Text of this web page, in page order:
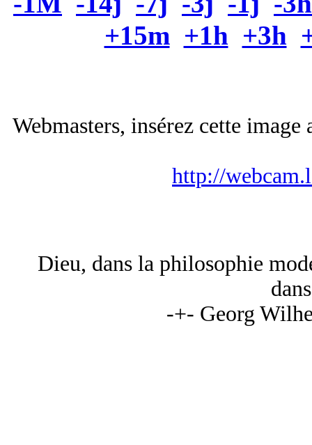
+15m +1h +3h
Webmasters, insérez cette
http://
Dieu, dans la philosophie
-+- Georg